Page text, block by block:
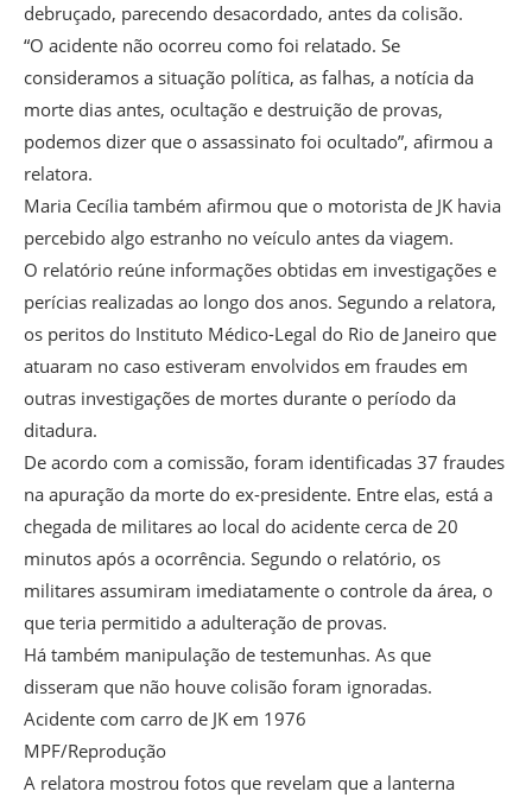
debruçado, parecendo desacordado, antes da colisão.
“O acidente não ocorreu como foi relatado. Se
consideramos a situação política, as falhas, a notícia da
morte dias antes, ocultação e destruição de provas,
podemos dizer que o assassinato foi ocultado”, afirmou a
relatora.
Maria Cecília também afirmou que o motorista de JK havia
percebido algo estranho no veículo antes da viagem.
O relatório reúne informações obtidas em investigações e
perícias realizadas ao longo dos anos. Segundo a relatora,
os peritos do Instituto Médico-Legal do Rio de Janeiro que
atuaram no caso estiveram envolvidos em fraudes em
outras investigações de mortes durante o período da
ditadura.
De acordo com a comissão, foram identificadas 37 fraudes
na apuração da morte do ex-presidente. Entre elas, está a
chegada de militares ao local do acidente cerca de 20
minutos após a ocorrência. Segundo o relatório, os
militares assumiram imediatamente o controle da área, o
que teria permitido a adulteração de provas.
Há também manipulação de testemunhas. As que
disseram que não houve colisão foram ignoradas.
Acidente com carro de JK em 1976
MPF/Reprodução
A relatora mostrou fotos que revelam que a lanterna